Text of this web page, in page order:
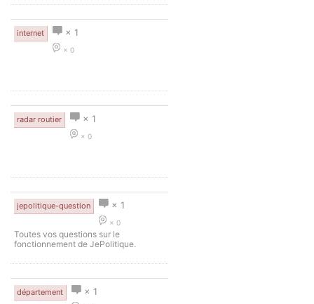
internet × 1
× 0
radar routier × 1
× 0
jepolitique-question × 1
× 0
Toutes vos questions sur le
fonctionnement de JePolitique.
département × 1